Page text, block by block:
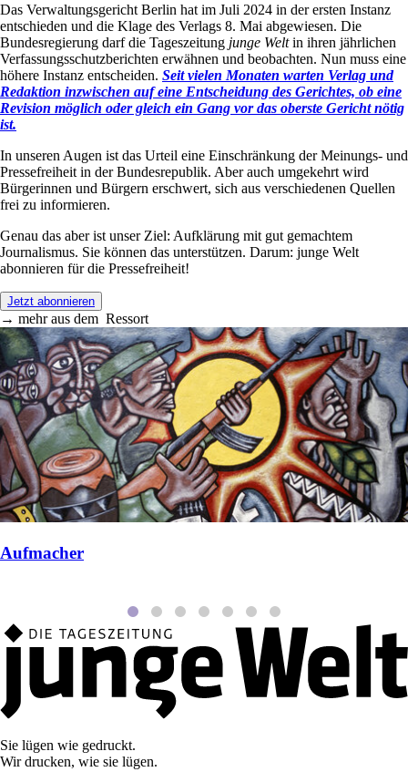
Das Verwaltungsgericht Berlin hat im Juli 2024 in der ersten Instanz
entschieden und die Klage des Verlags 8. Mai abgewiesen. Die
Bundesregierung darf die Tageszeitung junge Weltin ihren jährlichen
Verfassungsschutzberichten erwähnen und beobachten. Nun muss eine
höhere Instanz entscheiden. Seit vielen Monaten warten Verlag und
Redaktion inzwischen auf eine Entscheidung des Gerichtes, ob eine
Revision möglich oder gleich ein Gang vor das oberste Gericht nötig
ist.
In unseren Augen ist das Urteil eine Einschränkung der Meinungs- und
Pressefreiheit in der Bundesrepublik. Aber auch umgekehrt wird
Bürgerinnen und Bürgern erschwert, sich aus verschiedenen Quellen
frei zu informieren.
Genau das aber ist unser Ziel: Aufklärung mit gut gemachtem
Journalismus. Sie können das unterstützen. Darum: junge Welt
abonnieren für die Pressefreiheit!
Jetzt abonnieren
→ mehr aus dem Ressort
Aufmacher
Sie lügen wie gedruckt.
Wir drucken, wie sie lügen.